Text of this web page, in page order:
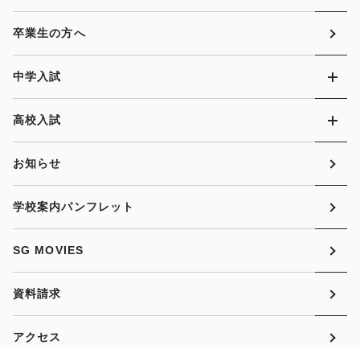
卒業生の方へ
中学入試
高校入試
お知らせ
学校案内パンフレット
SG MOVIES
資料請求
アクセス